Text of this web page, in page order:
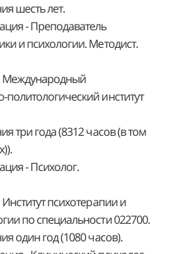
шесть лет.
- Преподаватель
и психологии. Методист.
Международный
институт
три года (8312 часов (в том
- Психолог.
психотерапии и
по специальности 022700.
один год (1080 часов).